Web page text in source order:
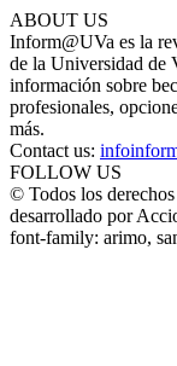
ABOUT US
Inform@UVa es la
de la Universidad de
información sobre
profesionales,
más.
Contact us:
FOLLOW US
© Todos los
desarrollado por
font-family: arimo,